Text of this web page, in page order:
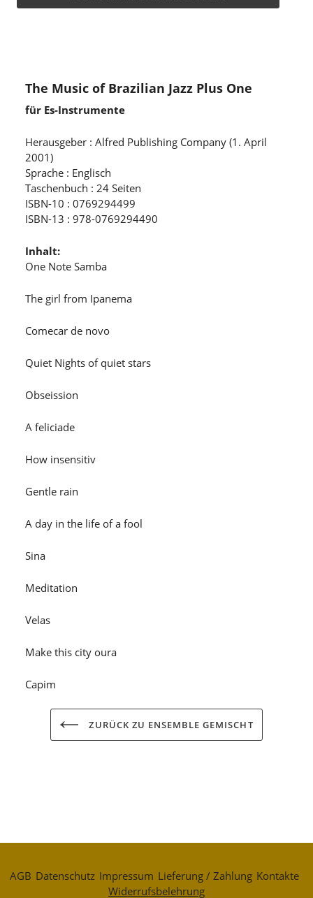
The Music of Brazilian Jazz Plus One
für Es-Instrumente
Herausgeber : Alfred Publishing Company (1. April
2001)
Sprache : Englisch
Taschenbuch : 24 Seiten
ISBN-10 : 0769294499
ISBN-13 : 978-0769294490
Inhalt:
One Note Samba
The girl from Ipanema
Comecar de novo
Quiet Nights of quiet stars
Obseission
A feliciade
How insensitiv
Gentle rain
A day in the life of a fool
Sina
Meditation
Velas
Make this city oura
Capim
ZURÜCK ZU ENSEMBLE GEMISCHT
AGB Datenschutz Impressum Lieferung / Zahlung Kontakte
Widerrufsbelehrung